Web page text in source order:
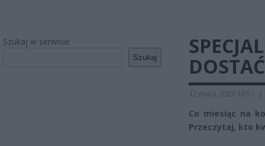
Szukaj w serwisie
Szukaj
12 maja 2023 10:51 |
Co miesiąc na
Przeczytaj, kto